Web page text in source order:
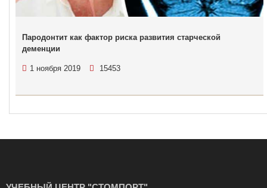
Пародонтит как фактор риска развития старческой
деменции
1 ноября 2019 15453